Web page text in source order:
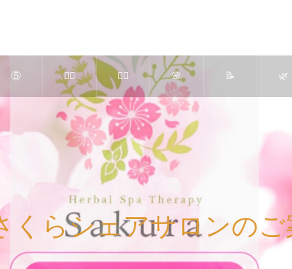
⑤
２ ×
💆‍♀️
美肌
さ＆
🧘‍♀️
ピラ
ティ
ス ×
🌸
究極
のリ
ンパ
📝 🌿
ご案
くらシェアサロンのご